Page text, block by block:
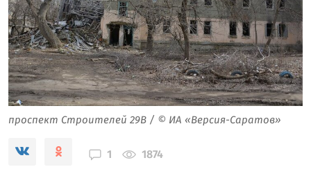
проспект Строителей 29В / © ИА «Версия-Саратов»
1 1874